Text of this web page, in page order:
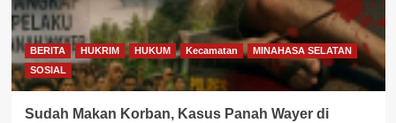
BERITA HUKRIM HUKUM Kecamatan
MINAHASA SELATAN
SOSIAL
Sudah Makan Korban, Kasus Panah Wayer di